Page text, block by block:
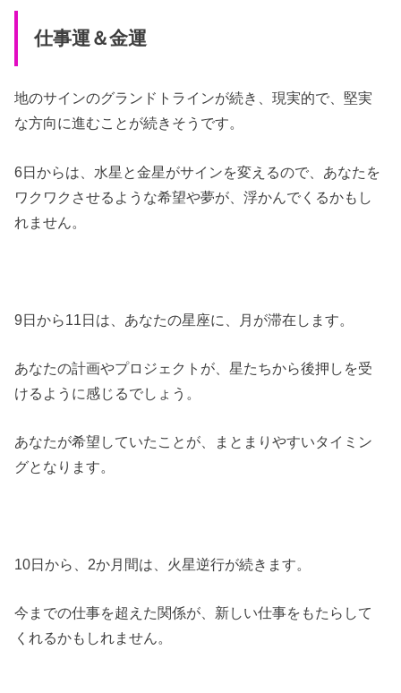
仕事運＆金運
地のサインのグランドトラインが続き、現実的で、堅実
な方向に進むことが続きそうです。
6日からは、水星と金星がサインを変えるので、あなたを
ワクワクさせるような希望や夢が、浮かんでくるかもし
れません。
9日から11日は、あなたの星座に、月が滞在します。
あなたの計画やプロジェクトが、星たちから後押しを受
けるように感じるでしょう。
あなたが希望していたことが、まとまりやすいタイミン
グとなります。
10日から、2か月間は、火星逆行が続きます。
今までの仕事を超えた関係が、新しい仕事をもたらして
くれるかもしれません。